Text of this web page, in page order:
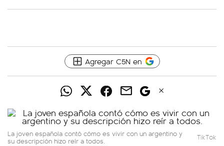
Agregar C5N en
La joven española contó cómo es vivir con un argentino y
su descripción hizo reír a todos. TikTok